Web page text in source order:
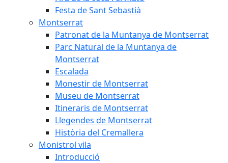
Festa de Sant Sebastià
Montserrat
Patronat de la Muntanya de Montserrat
Parc Natural de la Muntanya de
Montserrat
Escalada
Monestir de Montserrat
Museu de Montserrat
Itineraris de Montserrat
Llegendes de Montserrat
Història del Cremallera
Monistrol vila
Introducció